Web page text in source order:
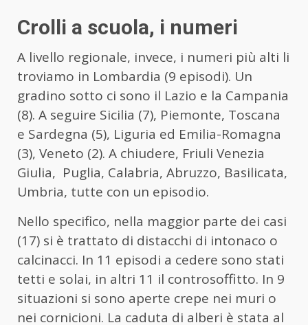
Crolli a scuola, i numeri
A livello regionale, invece, i numeri più alti li
troviamo in Lombardia (9 episodi). Un
gradino sotto ci sono il Lazio e la Campania
(8). A seguire Sicilia (7), Piemonte, Toscana
e Sardegna (5), Liguria ed Emilia-Romagna
(3), Veneto (2). A chiudere, Friuli Venezia
Giulia, Puglia, Calabria, Abruzzo, Basilicata,
Umbria, tutte con un episodio.
Nello specifico, nella maggior parte dei casi
(17) si è trattato di distacchi di intonaco o
calcinacci. In 11 episodi a cedere sono stati
tetti e solai, in altri 11 il controsoffitto. In 9
situazioni si sono aperte crepe nei muri o
nei cornicioni. La caduta di alberi è stata al